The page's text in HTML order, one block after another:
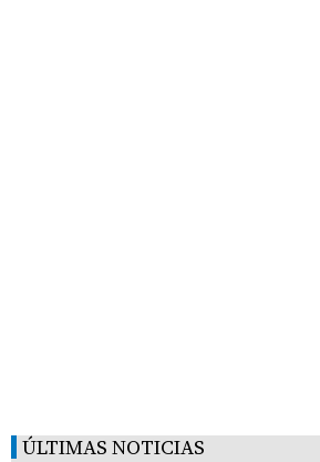
ÚLTIMAS NOTICIAS